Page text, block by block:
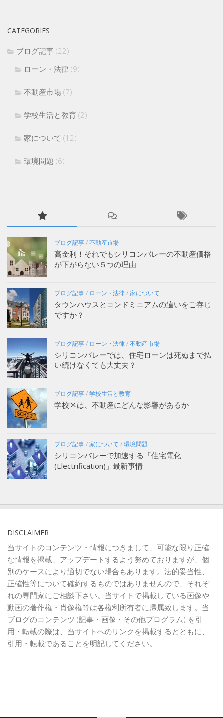
CATEGORIES
ブログ記事 (22)
ローン・法律 (9)
不動産市場 (7)
学校生活と教育 (2)
家について (12)
環境問題 (6)
ブログ記事/不動産市場
高金利！それでもシリコンバレーの不動産価格
が下がらない５つの理由
ブログ記事/ ローン・法律/家について
タウンハウスとコンドミニアムの違いをご存じ
ですか？
ブログ記事/ ローン・法律/不動産市場
シリコンバレーでは、住宅ローンは死ぬまで払
い続けなくても大丈夫？
ブログ記事/学校生活と教育
学校区は、不動産にどんな影響があるか
ブログ記事/家について /環境問題
シリコンバレーで加速する「住宅電化
(Electrification)」最新事情
DISCLAIMER
当サイトのコンテンツ・情報につきまして、可能な限り正確
な情報を掲載、アップデートするよう努めておりますが、個
別のケースにより適切でない場合もあります。法的妥当性、
正確性等について確約するものではありませんので、それぞ
れの専門家にご相談下さい。当サイトで掲載している画像や
動画の著作権・肖像権等は各権利所有者に帰属致します。当
ブログのコンテンツ (記事・画像・その他プログラム) を引
用・転載の際は、当サイトへのリンクを掲載するとともに、
引用・転載であることを明記してください。